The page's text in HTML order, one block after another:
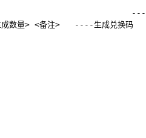
数量> <备注>   ----生成兑换码